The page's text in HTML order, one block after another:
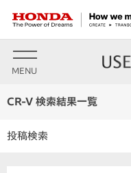
MENU
CR-V 検索結果一覧
投稿検索